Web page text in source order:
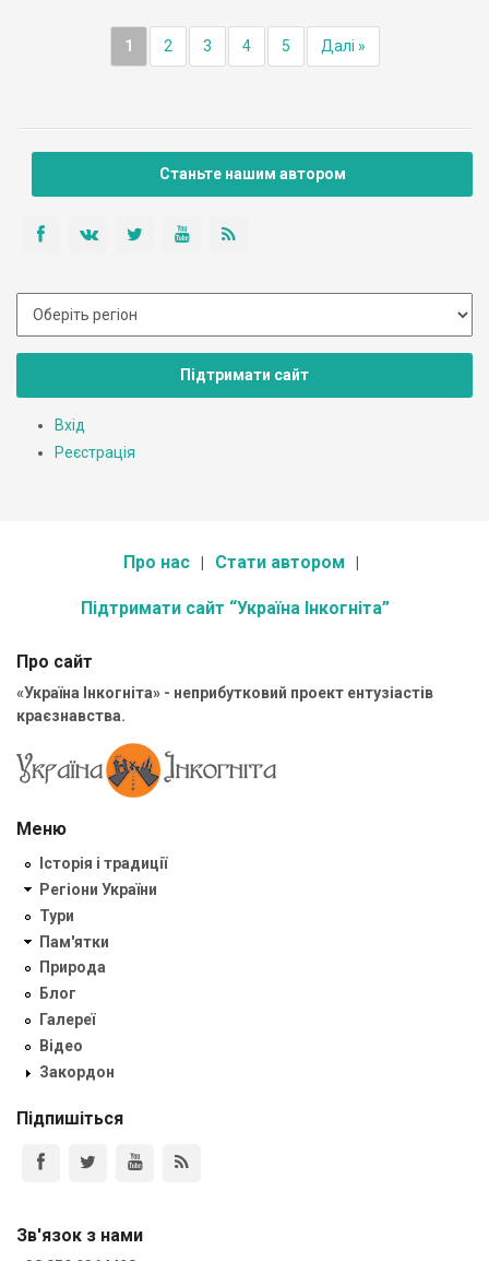
1 2 3 4 5 Далі »
Станьте нашим автором
Підтримати сайт
Вхід
Реєстрація
Про нас Стати автором
Підтримати сайт “Україна Інкогніта”
Про сайт
«Україна Інкогніта» - неприбутковий проект ентузіастів
краєзнавства.
Меню
Історія і традиції
Регіони України
Тури
Пам'ятки
Природа
Блог
Галереї
Відео
Закордон
Підпишіться
Зв'язок з нами